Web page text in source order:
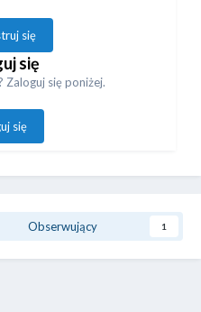
się
się
Zaloguj się poniżej.
się
Obserwujący 1